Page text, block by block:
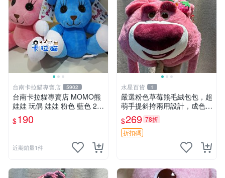
台南卡拉貓專賣店 5902
台南卡拉貓專賣店 MOMO熊
娃娃 玩偶 娃娃 粉色 藍色 2色
分售
$190
近期銷量1件
水星百貨 1
嚴選粉色草莓熊毛絨包包，超
萌手提斜挎兩用設計，成色上
佳容量大 粉紅草莓 毛絨包 超
大容量
$269 78折
折扣碼